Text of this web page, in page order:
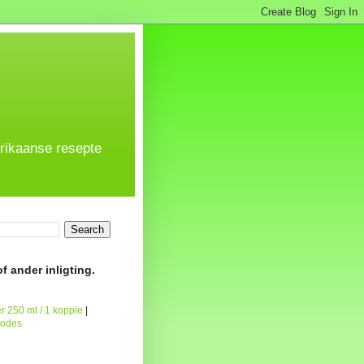
resepte
ander inligting.
250 ml / 1 koppie